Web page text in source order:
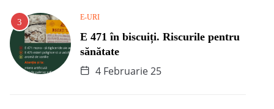
E-URI
E 471 în biscuiți. Riscurile pentru
sănătate
4 Februarie 25